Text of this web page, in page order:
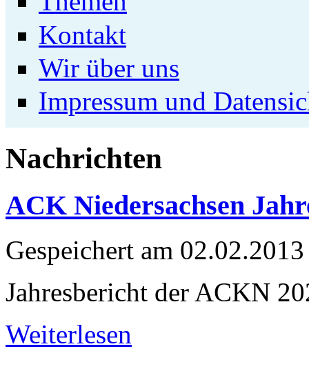
Kontakt
Wir über uns
Impressum und
Nachrichten
ACK Niedersachsen
Gespeichert am 02.02.2013
Jahresbericht der ACKN
Weiterlesen